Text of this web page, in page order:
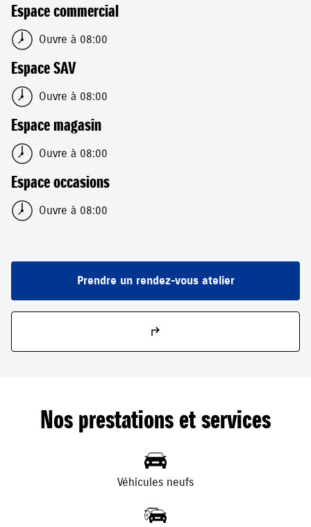
Espace commercial
Ouvre à 08:00
Espace SAV
Ouvre à 08:00
Espace magasin
Ouvre à 08:00
Espace occasions
Ouvre à 08:00
Prendre un rendez-vous atelier
Nos prestations et services
Véhicules neufs